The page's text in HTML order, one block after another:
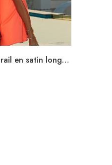
Robe de soirée corail en satin longue à bretelles fendue dos nu